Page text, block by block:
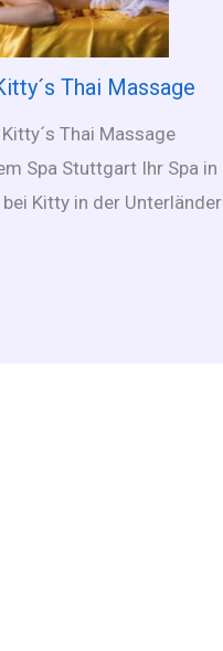
Thai Massage
Thai Massage
Spa Stuttgart Ihr Spa in
Kitty in der Unterländer